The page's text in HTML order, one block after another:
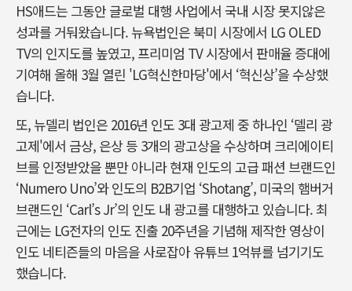
HS애드는 그동안 글로벌 대행 사업에서 국내 시장 못지않은
성과를 거둬왔습니다. 뉴욕법인은 북미 시장에서 LG OLED
TV의 인지도를 높였고, 프리미엄 TV 시장에서 판매율 증대에
기여해 올해 3월 열린 'LG혁신한마당'에서 ‘혁신상’을 수상했
습니다.
또, 뉴델리 법인은 2016년 인도 3대 광고제 중 하나인 ‘델리 광
고제'에서 금상, 은상 등 3개의 광고상을 수상하며 크리에이티
브를 인정받았을 뿐만 아니라 현재 인도의 고급 패션 브랜드인
‘Numero Uno’와 인도의 B2B기업 ‘Shotang’, 미국의 햄버거
브랜드인 ‘Carl’s Jr’의 인도 내 광고를 대행하고 있습니다. 최
근에는 LG전자의 인도 진출 20주년을 기념해 제작한 영상이
인도 네티즌들의 마음을 사로잡아 유튜브 1억뷰를 넘기기도
했습니다.